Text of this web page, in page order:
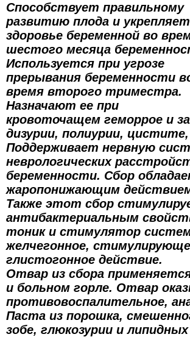
Способствует правильному
развитию плода и укрепляет
здоровье беременной во
шестого месяца
Используется при угрозе
прерывания беременности
время второго триместра.
Назначают ее при
кровоточащем геморрое и
дизурии, полиурии,
Поддерживает нервную
неврологических
беременности. Сбор
жаропонижающим
Также этот сбор
антибактериальным
тоник и стимулятор
желчегонное,
глистогонное действие.
Отвар из сбора
и больном горле. Отвар
противовоспалительное,
Паста из порошка,
зобе, глюкозурии и